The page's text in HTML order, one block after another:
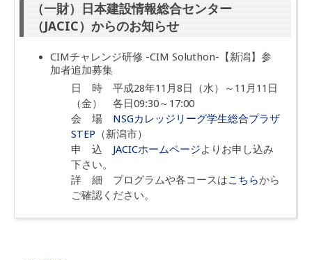
（一財）日本建設情報総合センター
（JACIC）からのお知らせ
CIMチャレンジ研修 -CIM Soluthon-【新潟】参
加者追加募集
日 時 平成28年11月8日（水）～11月11日
（金） 各日09:30～17:00
会 場 NSGカレッジリーグ学生総合プラザ
STEP （新潟市）
申 込 JACICホームページよりお申し込み
下さい。
詳 細 プログラムや各コースはこちらから
ご確認ください。